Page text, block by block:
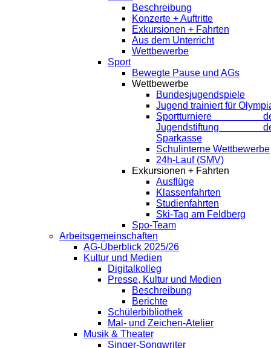
Beschreibung
Konzerte + Auftritte
Exkursionen + Fahrten
Aus dem Unterricht
Wettbewerbe
Sport
Bewegte Pause und AGs
Wettbewerbe
Bundesjugendspiele
Jugend trainiert für
Sportturniere
Jugendstiftung
Sparkasse
Schulinterne Wettbewerbe
24h-Lauf (SMV)
Exkursionen + Fahrten
Ausflüge
Klassenfahrten
Studienfahrten
Ski-Tag am Feldberg
Spo-Team
Arbeitsgemeinschaften
AG-Überblick 2025/26
Kultur und Medien
Digitalkolleg
Presse, Kultur und Medien
Beschreibung
Berichte
Schülerbibliothek
Mal- und Zeichen-Atelier
Musik & Theater
Singer-Songwriter